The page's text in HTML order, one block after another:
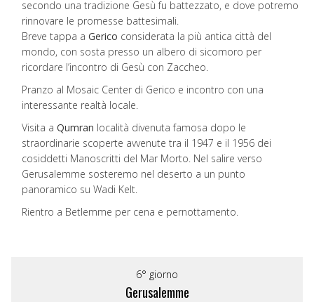
secondo una tradizione Gesù fu battezzato, e dove potremo
rinnovare le promesse battesimali.
Breve tappa a Gerico considerata la più antica città del
mondo, con sosta presso un albero di sicomoro per
ricordare l’incontro di Gesù con Zaccheo.
Pranzo al Mosaic Center di Gerico e incontro con una
interessante realtà locale.
Visita a Qumran località divenuta famosa dopo le
straordinarie scoperte avvenute tra il 1947 e il 1956 dei
cosiddetti Manoscritti del Mar Morto. Nel salire verso
Gerusalemme sosteremo nel deserto a un punto
panoramico su Wadi Kelt.
Rientro a Betlemme per cena e pernottamento.
6° giorno
Gerusalemme